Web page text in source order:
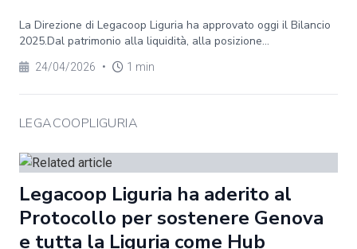
La Direzione di Legacoop Liguria ha approvato oggi il Bilancio
2025.Dal patrimonio alla liquidità, alla posizione...
24/04/2026 • 1 min
LEGACOOPLIGURIA
Legacoop Liguria ha aderito al
Protocollo per sostenere Genova
e tutta la Liguria come Hub